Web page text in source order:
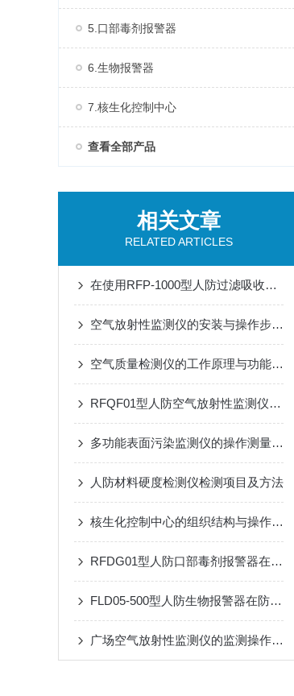
5.口部毒剂报警器
6.生物报警器
7.核生化控制中心
查看全部产品
相关文章
RELATED ARTICLES
在使用RFP-1000型人防过滤吸收器时需要遵循的安全操作规程
空气放射性监测仪的安装与操作步骤介绍
空气质量检测仪的工作原理与功能特点概述
RFQF01型人防空气放射性监测仪的工作原理与技术特点
多功能表面污染监测仪的操作测量方法
人防材料硬度检测仪检测项目及方法
核生化控制中心的组织结构与操作流程说明
RFDG01型人防口部毒剂报警器在应急响应中的应用效果
FLD05-500型人防生物报警器在防护中的关键作用
广场空气放射性监测仪的监测操作方法